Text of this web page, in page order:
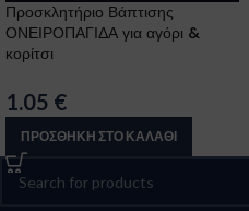
Προσκλητήριο Βάπτισης
ΟΝΕΙΡΟΠΑΓΙΔΑ για αγόρι &
κορίτσι
1.05 €
ΠΡΟΣΘΉΚΗ ΣΤΟ ΚΑΛΆΘΙ